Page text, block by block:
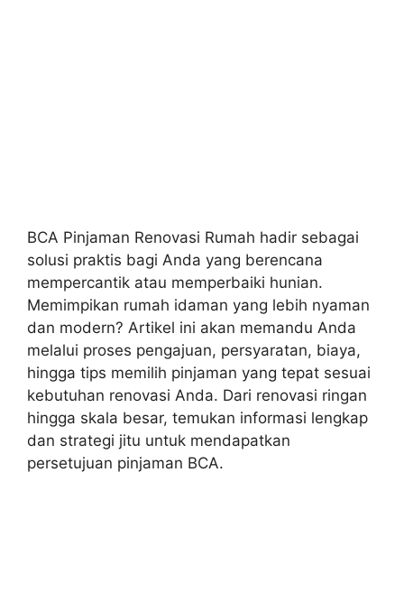
BCA Pinjaman Renovasi Rumah hadir sebagai
solusi praktis bagi Anda yang berencana
mempercantik atau memperbaiki hunian.
Memimpikan rumah idaman yang lebih nyaman
dan modern? Artikel ini akan memandu Anda
melalui proses pengajuan, persyaratan, biaya,
hingga tips memilih pinjaman yang tepat sesuai
kebutuhan renovasi Anda. Dari renovasi ringan
hingga skala besar, temukan informasi lengkap
dan strategi jitu untuk mendapatkan
persetujuan pinjaman BCA.